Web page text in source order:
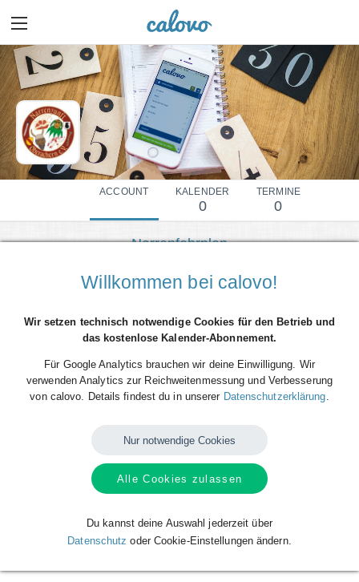
ACCOUNT KALENDER
0
TERMINE
0
Narrenfahrplan
Mehr Details einblenden
Willkommen bei calovo!
Wir setzen technisch notwendige Cookies für den Betrieb und
das kostenlose Kalender-Abonnement.
Für Google Analytics brauchen wir deine Einwilligung. Wir
verwenden Analytics zur Reichweitenmessung und Verbesserung
von calovo. Details findest du in unserer Datenschutzerklärung
Nur notwendige Cookies
Alle Cookies zulassen
Du kannst deine Auswahl jederzeit über
Datenschutz oder Cookie-Einstellungen ändern.